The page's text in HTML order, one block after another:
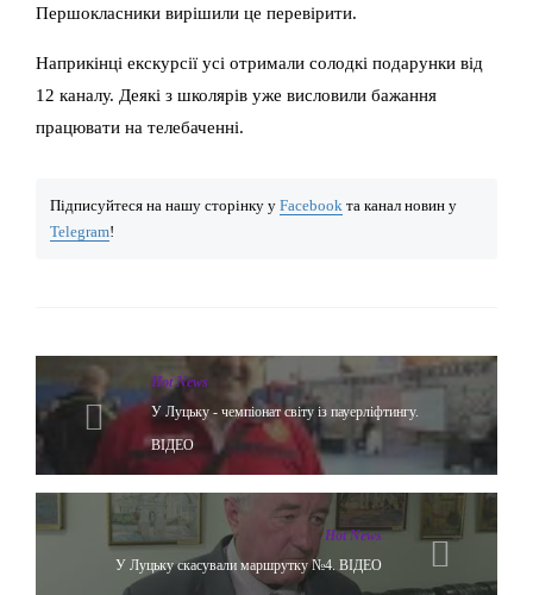
Першокласники вирішили це перевірити.
Наприкінці екскурсії усі отримали солодкі подарунки від
12 каналу. Деякі з школярів уже висловили бажання
працювати на телебаченні.
Підписуйтеся на нашу сторінку у Facebook та канал новин у
Telegram!
Hot News
У Луцьку - чемпіонат світу із пауерліфтингу.
ВІДЕО
Hot News
У Луцьку скасували маршрутку №4. ВІДЕО